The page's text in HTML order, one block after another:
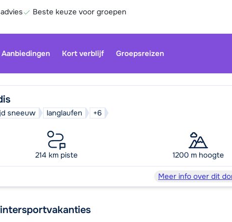
Beste keuze voor groepen
Aanbiedingen Kort verblijf Groepsreizen
gesloten.
gebruiken:
sneeuw langlaufen +6
214 km piste 1200 m hoogte
Meer info over dit